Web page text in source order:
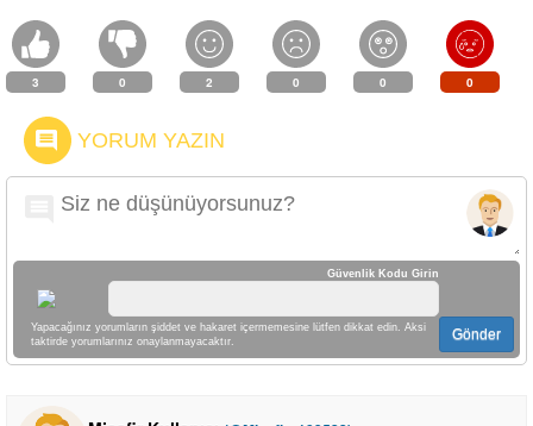
3 0 2 0 0 0
YORUM YAZIN
Güvenlik Kodu Girin
Yapacağınız yorumların şiddet ve hakaret içermemesine lütfen dikkat edin. Aksi
taktirde yorumlarınız onaylanmayacaktır.
Gönder